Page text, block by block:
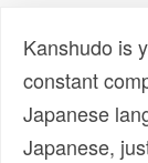
Kanshudo is
constant
Japanese
Japanese,